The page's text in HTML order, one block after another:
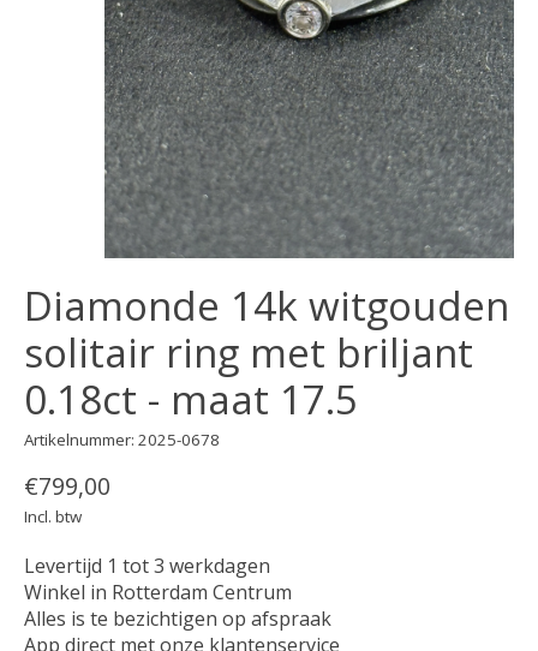
Diamonde 14k witgouden
solitair ring met briljant
0.18ct - maat 17.5
Artikelnummer: 2025-0678
€799,00
Incl. btw
Levertijd 1 tot 3 werkdagen
Winkel in Rotterdam Centrum
Alles is te bezichtigen op afspraak
App direct met onze klantenservice